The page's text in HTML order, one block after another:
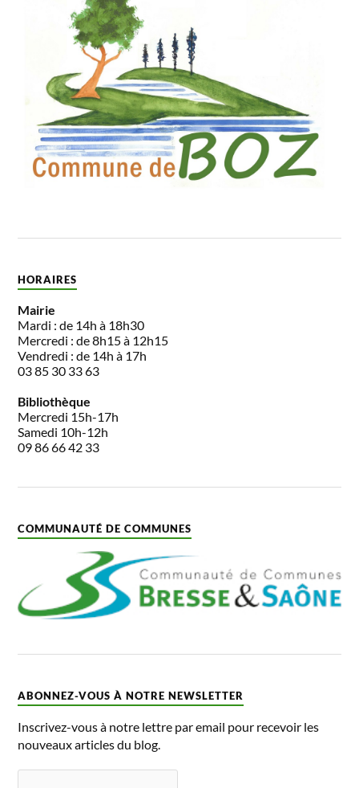
HORAIRES
Mairie
Mardi : de 14h à 18h30
Mercredi : de 8h15 à 12h15
Vendredi : de 14h à 17h
03 85 30 33 63
Bibliothèque
Mercredi 15h-17h
Samedi 10h-12h
09 86 66 42 33
COMMUNAUTÉ DE COMMUNES
ABONNEZ-VOUS À NOTRE NEWSLETTER
Inscrivez-vous à notre lettre par email pour recevoir les
nouveaux articles du blog.